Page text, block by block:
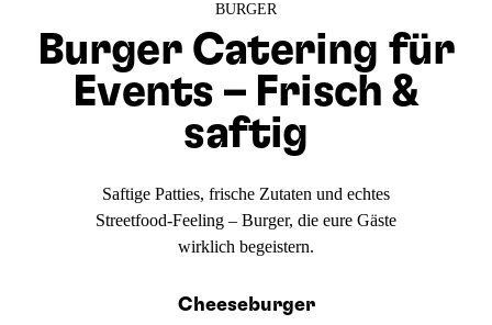
BURGER
Burger Catering für
Events – Frisch &
saftig
Saftige Patties, frische Zutaten und echtes
Streetfood-Feeling – Burger, die eure Gäste
wirklich begeistern.
Cheeseburger